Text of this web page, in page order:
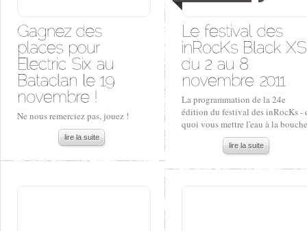
Ne nous remerciez pas, jouez !
lire la suite
La programmation de la 24e
édition du festival des inRocKs -
quoi vous mettre l'eau à la
lire la suite